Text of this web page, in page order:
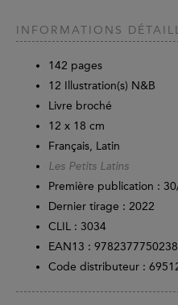
INFORMATIONS
142 pages
12 Illustration(s) N&B
Livre broché
12 x 18 cm
Français, Latin
Les Petits Latins
Première publication :
Dernier tirage : 2022
CLIL : 3034
EAN13 : 9782377750238
Code distributeur :